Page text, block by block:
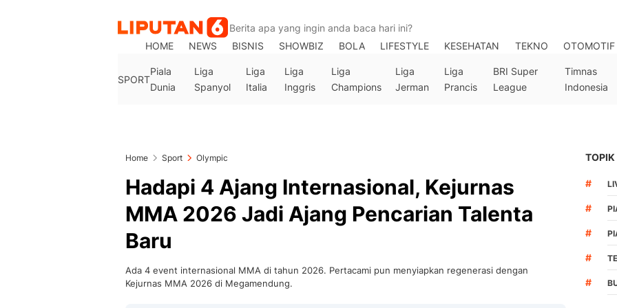
HOME
NEWS BISNIS SHOWBIZ BOLA LIFESTYLE KESEHATAN TEKNO OTOMOTIF
SPORT
Piala
Dunia
Liga
Spanyol
Liga
Italia
Liga
Inggris
Liga
Champions
Liga
Jerman
Liga
Prancis
BRI Super
League
Timnas
Indonesia
Home Sport Olympic
Hadapi 4 Ajang Internasional, Kejurnas
MMA 2026 Jadi Ajang Pencarian Talenta
Baru
Ada 4 event internasional MMA di tahun 2026. Pertacami pun menyiapkan regenerasi dengan
Kejurnas MMA 2026 di Megamendung.
TOPIK
#
#
#
#
#